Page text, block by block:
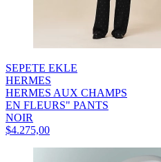
SEPETE EKLE
HERMES
HERMES AUX CHAMPS
EN FLEURS" PANTS
NOIR
$4.275,00